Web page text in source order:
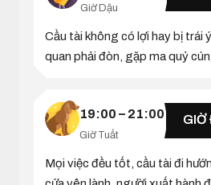
Giờ Dậu
Cầu tài không có lợi hay bị trái
quan phải đòn, gặp ma quỷ
19:00 – 21:00
Giờ Tuất
GIỜ
Mọi việc đều tốt, cầu tài đi